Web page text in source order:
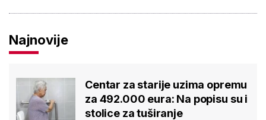
Najnovije
Centar za starije uzima opremu
za 492.000 eura: Na popisu su i
stolice za tuširanje